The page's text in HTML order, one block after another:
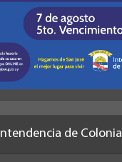
Intendencia de Colonia